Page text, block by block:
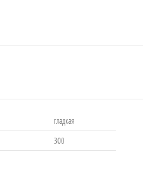
гладкая
300